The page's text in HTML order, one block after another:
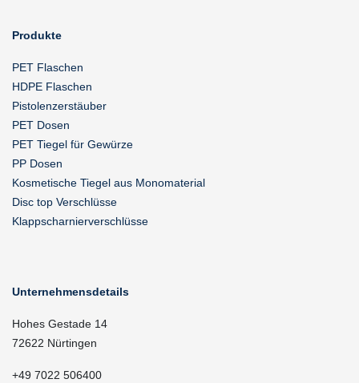
Produkte
PET Flaschen
HDPE Flaschen
Pistolenzerstäuber
PET Dosen
PET Tiegel für Gewürze
PP Dosen
Kosmetische Tiegel aus Monomaterial
Disc top Verschlüsse
Klappscharnierverschlüsse
Unternehmensdetails
Hohes Gestade 14
72622 Nürtingen
+49 7022 506400